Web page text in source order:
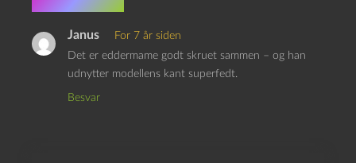
1 kommentar
Janus
For 7 år siden
Det er eddermame godt skruet sammen – og han
udnytter modellens kant superfedt.
Besvar